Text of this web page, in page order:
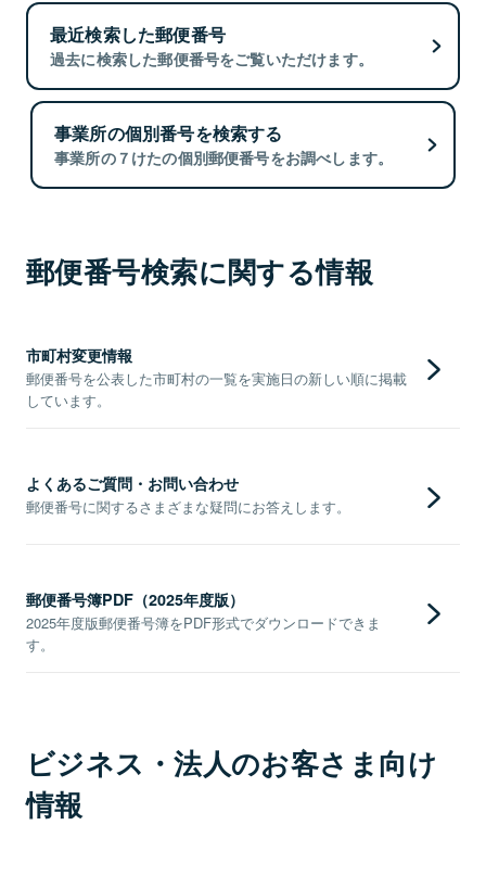
最近検索した郵便番号
過去に検索した郵便番号をご覧いただけます。
事業所の個別番号を検索する
事業所の７けたの個別郵便番号をお調べします。
郵便番号検索に関する情報
市町村変更情報
郵便番号を公表した市町村の一覧を実施日の新しい順に掲載
しています。
よくあるご質問・お問い合わせ
郵便番号に関するさまざまな疑問にお答えします。
郵便番号簿PDF（2025年度版）
2025年度版郵便番号簿をPDF形式でダウンロードできま
す。
ビジネス・法人のお客さま向け
情報